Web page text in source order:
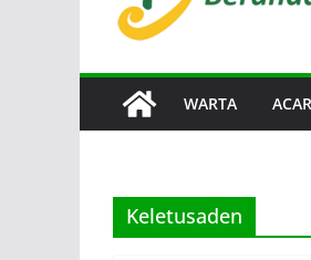
WARTA
Keletusaden